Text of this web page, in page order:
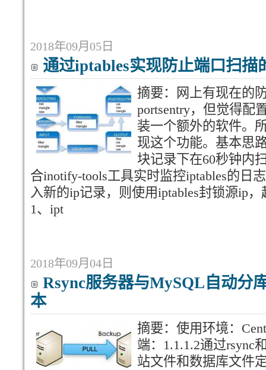
2018年09月05日
通过iptables实现防止端口扫描
摘要：网上有现在的
portsentry，但觉得配
装一个额外的软件。
现这个功能。基本思
块记录下在60秒钟内
合inotify-tools工具实时监控iptables的日
入新的ip记录，则使用iptables封锁源ip
1、ipt
2018年09月04日
Rsync服务器与MySQL自动分
本
摘要：使用环境：
端：1.1.1.2通过rsync
站文件和数据库文件